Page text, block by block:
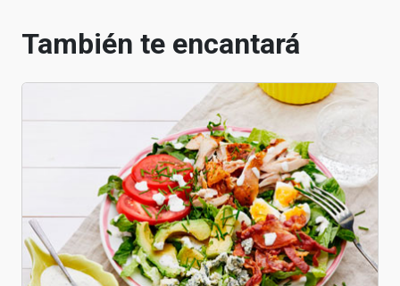
También te encantará